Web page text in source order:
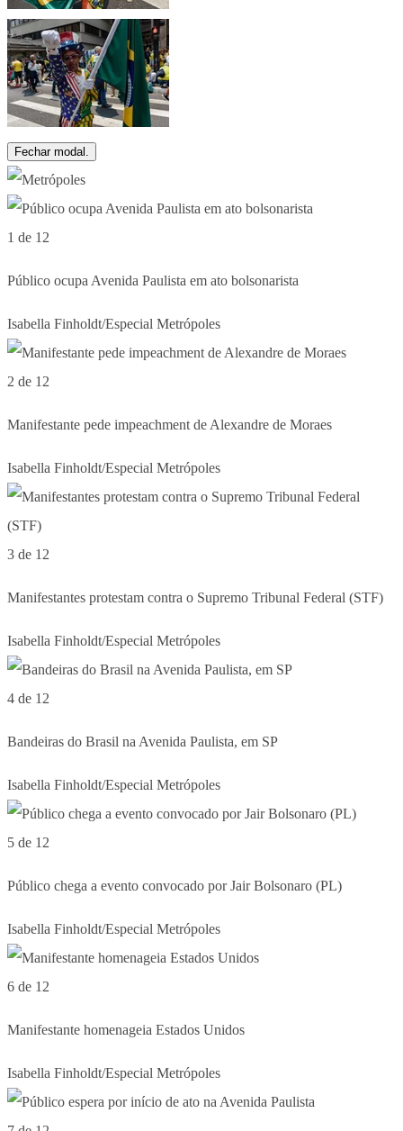
Fechar modal.
1 de 12
Público ocupa Avenida Paulista em ato bolsonarista
Isabella Finholdt/Especial Metrópoles
2 de 12
Manifestante pede impeachment de Alexandre de Moraes
Isabella Finholdt/Especial Metrópoles
3 de 12
Manifestantes protestam contra o Supremo Tribunal Federal (STF)
Isabella Finholdt/Especial Metrópoles
4 de 12
Bandeiras do Brasil na Avenida Paulista, em SP
Isabella Finholdt/Especial Metrópoles
5 de 12
Público chega a evento convocado por Jair Bolsonaro (PL)
Isabella Finholdt/Especial Metrópoles
6 de 12
Manifestante homenageia Estados Unidos
Isabella Finholdt/Especial Metrópoles